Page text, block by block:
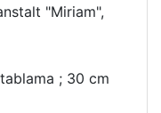
"Miriam",
; 30 cm